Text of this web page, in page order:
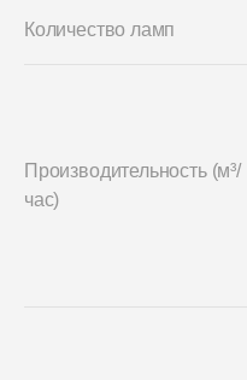
Количество ламп
Производительность (м³/
час)